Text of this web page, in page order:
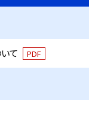
て PDF